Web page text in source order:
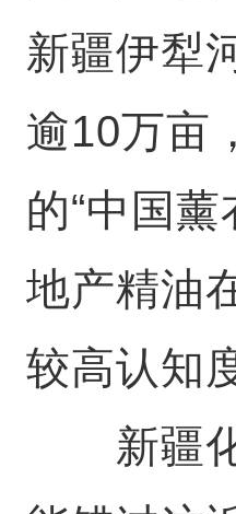
新疆伊犁
逾10万亩
的“中国薰
地产精油
较高认知
新疆化